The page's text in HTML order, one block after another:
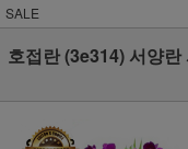
SALE
호접란 (3e314) 서양